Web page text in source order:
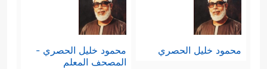
محمود خليل الحصري
محمود خليل الحصري -
المصحف المعلم